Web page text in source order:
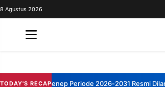
REDAKSI
8 Agustus 2026
TODAY'S RECAP
TBM Sumenep Periode 2026-2031 Resmi Dilantik